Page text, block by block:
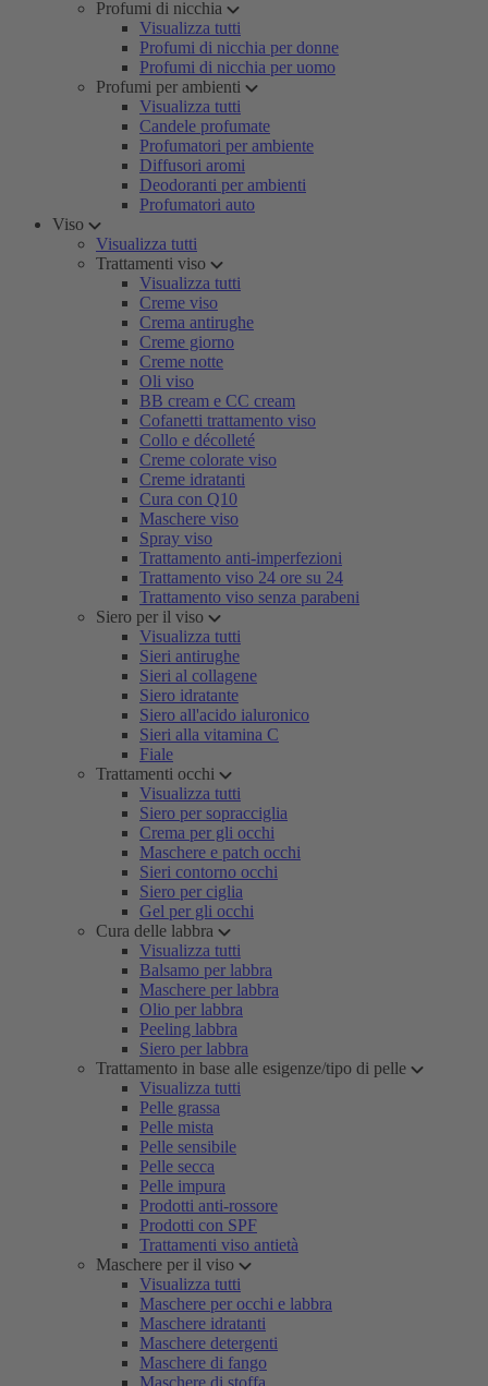
Profumi di nicchia
Visualizza tutti
Profumi di nicchia per donne
Profumi di nicchia per uomo
Profumi per ambienti
Visualizza tutti
Candele profumate
Profumatori per ambiente
Diffusori aromi
Deodoranti per ambienti
Profumatori auto
Viso
Visualizza tutti
Trattamenti viso
Visualizza tutti
Creme viso
Crema antirughe
Creme giorno
Creme notte
Oli viso
BB cream e CC cream
Cofanetti trattamento viso
Collo e décolleté
Creme colorate viso
Creme idratanti
Cura con Q10
Maschere viso
Spray viso
Trattamento anti-imperfezioni
Trattamento viso 24 ore su 24
Trattamento viso senza parabeni
Siero per il viso
Visualizza tutti
Sieri antirughe
Sieri al collagene
Siero idratante
Siero all'acido ialuronico
Sieri alla vitamina C
Fiale
Trattamenti occhi
Visualizza tutti
Siero per sopracciglia
Crema per gli occhi
Maschere e patch occhi
Sieri contorno occhi
Siero per ciglia
Gel per gli occhi
Cura delle labbra
Visualizza tutti
Balsamo per labbra
Maschere per labbra
Olio per labbra
Peeling labbra
Siero per labbra
Trattamento in base alle esigenze/tipo di pelle
Visualizza tutti
Pelle grassa
Pelle mista
Pelle sensibile
Pelle secca
Pelle impura
Prodotti anti-rossore
Prodotti con SPF
Trattamenti viso antietà
Maschere per il viso
Visualizza tutti
Maschere per occhi e labbra
Maschere idratanti
Maschere detergenti
Maschere di fango
Maschere di stoffa